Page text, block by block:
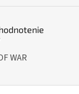
WAR
je 5 z 5 hviezdičiek.